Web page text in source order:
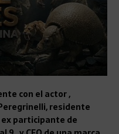
con el actor ,
residente
participante de